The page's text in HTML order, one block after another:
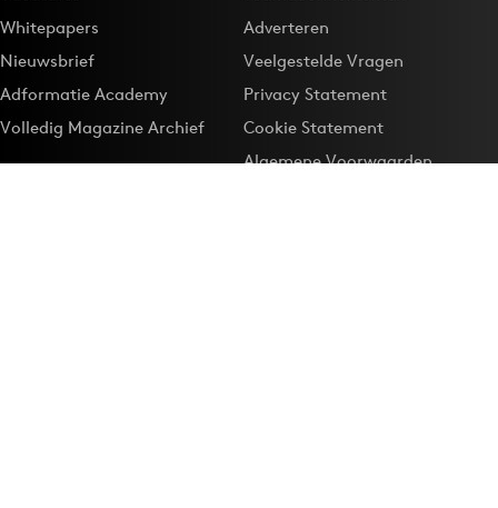
Whitepapers
Nieuwsbrief
Adformatie Academy
Volledig Magazine Archief
Adverteren
Veelgestelde Vragen
Privacy Statement
Cookie Statement
Algemene Voorwaarden